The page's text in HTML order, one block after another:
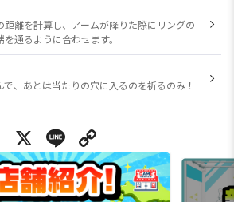
距離を計算し、アームが降りた際にリングの
通るように合わせます。
で、あとは当たりの穴に入るのを祈るのみ！
X Line